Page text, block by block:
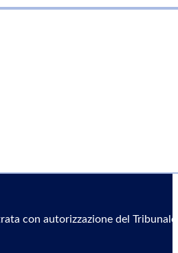
con autorizzazione del